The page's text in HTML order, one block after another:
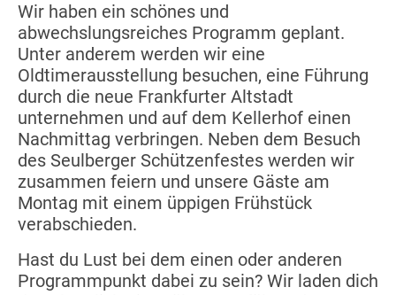
Wir haben ein schönes und
abwechslungsreiches Programm geplant.
Unter anderem werden wir eine
Oldtimerausstellung besuchen, eine Führung
durch die neue Frankfurter Altstadt
unternehmen und auf dem Kellerhof einen
Nachmittag verbringen. Neben dem Besuch
des Seulberger Schützenfestes werden wir
zusammen feiern und unsere Gäste am
Montag mit einem üppigen Frühstück
verabschieden.
Hast du Lust bei dem einen oder anderen
Programmpunkt dabei zu sein? Wir laden dich